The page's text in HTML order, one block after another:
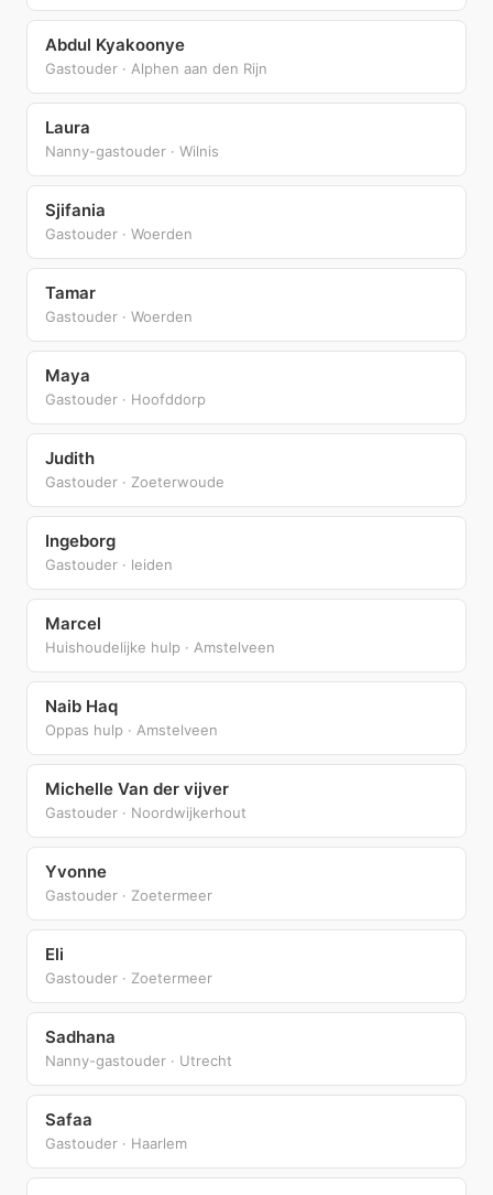
Abdul Kyakoonye
Gastouder · Alphen aan den Rijn
Laura
Nanny-gastouder · Wilnis
Sjifania
Gastouder · Woerden
Tamar
Gastouder · Woerden
Maya
Gastouder · Hoofddorp
Judith
Gastouder · Zoeterwoude
Ingeborg
Gastouder · leiden
Marcel
Huishoudelijke hulp · Amstelveen
Naib Haq
Oppas hulp · Amstelveen
Michelle Van der vijver
Gastouder · Noordwijkerhout
Yvonne
Gastouder · Zoetermeer
Eli
Gastouder · Zoetermeer
Sadhana
Nanny-gastouder · Utrecht
Safaa
Gastouder · Haarlem